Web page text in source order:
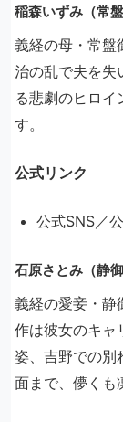
稲森いずみ（常盤
義経の母・常盤
治の乱で夫を失
る悲劇のヒロイ
す。
公式リンク
公式SNS／
石原さとみ（静御
義経の愛妾・静
作は彼女のキャ
姿、吉野での別
面まで、儚くも